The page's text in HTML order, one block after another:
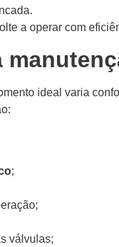
a operar com
ideal varia
;
válvulas;